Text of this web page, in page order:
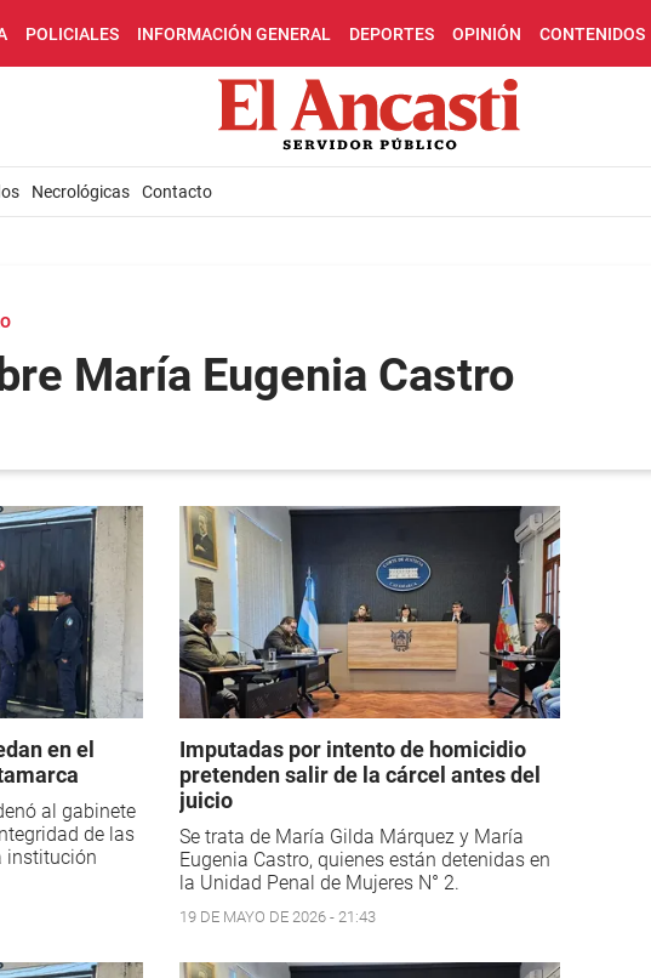
POLICIALES INFORMACIÓN GENERAL DEPORTES OPINIÓN CONTENIDOS
Necrológicas Contacto
María Eugenia Castro
en el
al gabinete
de las
institución
Imputadas por intento de homicidio
pretenden salir de la cárcel antes del
juicio
Se trata de María Gilda Márquez y María
Eugenia Castro, quienes están detenidas en
la Unidad Penal de Mujeres N° 2.
19 DE MAYO DE 2026 - 21:43